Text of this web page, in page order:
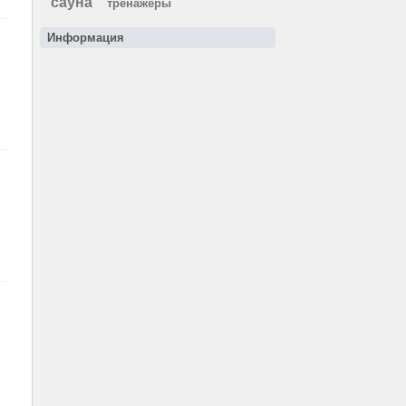
тренажеры
Информация